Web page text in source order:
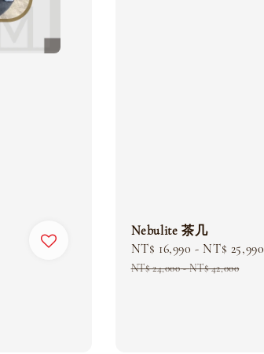
Nebulite 茶几
Sale
price
NT$ 16,990 - NT$ 25,990
NT$ 24,000-NT$ 42,000